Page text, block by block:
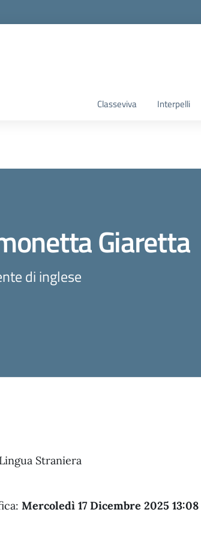
Classeviva Interpelli
Giaretta
di inglese
Straniera
Mercoledì 17 Dicembre 2025 13:08